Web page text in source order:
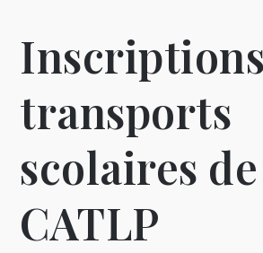
Inscriptions
transports
scolaires
CATLP